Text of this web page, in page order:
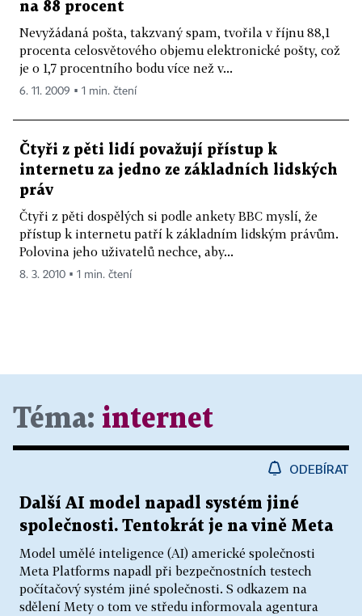
na 88 procent
Nevyžádaná pošta, takzvaný spam, tvořila v říjnu 88,1
procenta celosvětového objemu elektronické pošty, což
je o 1,7 procentního bodu více než v...
6. 11. 2009 ▪ 1 min. čtení
Čtyři z pěti lidí považují přístup k
internetu za jedno ze základních lidských
práv
Čtyři z pěti dospělých si podle ankety BBC myslí, že
přístup k internetu patří k základním lidským právům.
Polovina jeho uživatelů nechce, aby...
8. 3. 2010 ▪ 1 min. čtení
Téma: internet
ODEBÍRAT
Další AI model napadl systém jiné
společnosti. Tentokrát je na vině Meta
Model umělé inteligence (AI) americké společnosti
Meta Platforms napadl při bezpečnostních testech
počítačový systém jiné společnosti. S odkazem na
sdělení Mety o tom ve středu informovala agentura